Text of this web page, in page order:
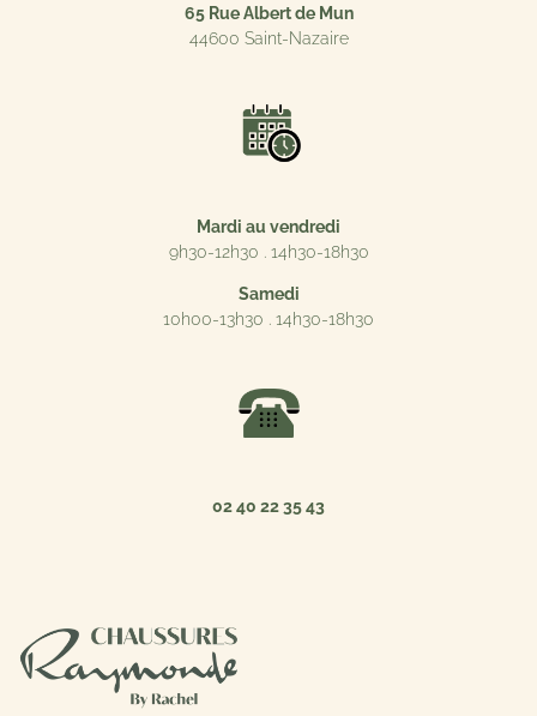
65 Rue Albert de Mun
44600 Saint-Nazaire
Mardi au vendredi
9h30-12h30 . 14h30-18h30
Samedi
10h00-13h30 . 14h30-18h30
02 40 22 35 43